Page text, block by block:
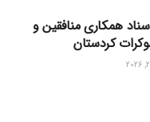
همکاری منافقین و
کردستان